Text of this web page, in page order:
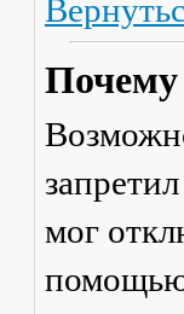
Почему
мог